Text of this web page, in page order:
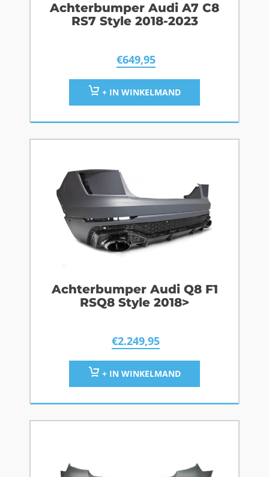
Achterbumper Audi A7 C8
RS7 Style 2018-2023
€649,95
+ IN WINKELMAND
Achterbumper Audi Q8 F1
RSQ8 Style 2018>
€2.249,95
+ IN WINKELMAND